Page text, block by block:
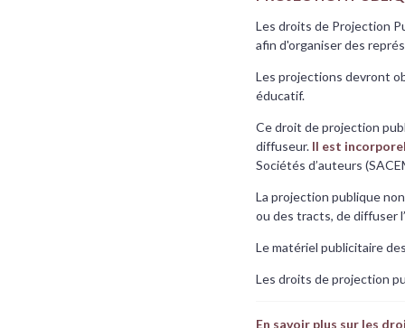
Les droits de Projection
afin d'organiser des
Les projections devront
éducatif.
Ce droit de projection
diffuseur. Il est
Sociétés d’auteurs
La projection publique
ou des tracts, de diffuser
Le matériel publicitaire
Les droits de projection
En savoir plus sur les